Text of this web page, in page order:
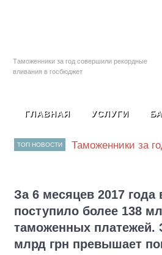
Таможенники за год совершили рекордные
вливания в госбюджет
ГЛАВНАЯ УСЛУГИ
ТОП НОВОСТИ Таможенники за
За 6 месяцев 2017
поступило более 138
таможенных платежей.
млрд грн превышает